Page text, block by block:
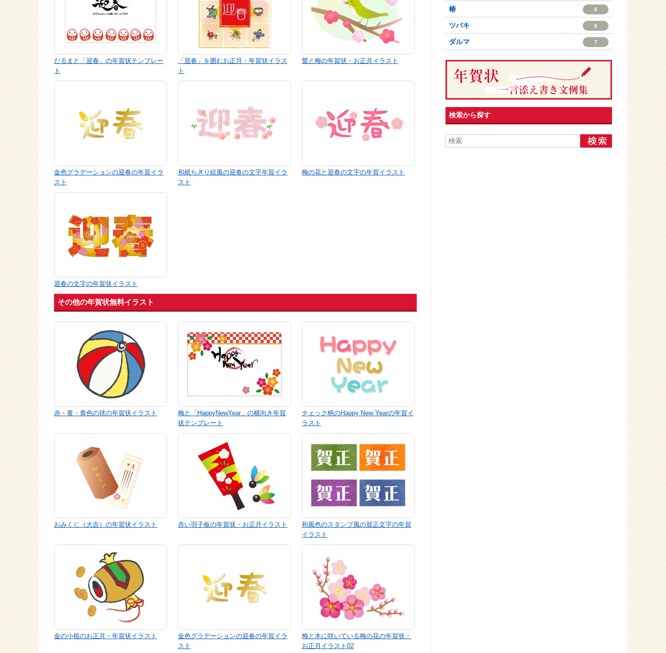
だるまと「迎春」の年賀状テンプレー
ト
「迎春」を囲むお正月・年賀状イラス
ト
鶯と梅の年賀状・お正月イラスト
金色グラデーションの迎春の年賀イラ
スト
和紙ちぎり絵風の迎春の文字年賀イラ
スト
梅の花と迎春の文字の年賀イラスト
迎春の文字の年賀状イラスト
その他の年賀状無料イラスト
赤・黄・青色の毬の年賀状イラスト
梅と「HappyNewYear」の横向き年賀
状テンプレート
チェック柄のHappy New Yearの年賀イ
ラスト
おみくじ（大吉）の年賀状イラスト 赤い羽子板の年賀状・お正月イラスト
和風色のスタンプ風の賀正文字の年賀
イラスト
金の小槌のお正月・年賀状イラスト
金色グラデーションの迎春の年賀イラ
スト
梅と木に咲いている梅の花の年賀状・
お正月イラスト02
椿 8
ツバキ 8
ダルマ 7
検索から探す